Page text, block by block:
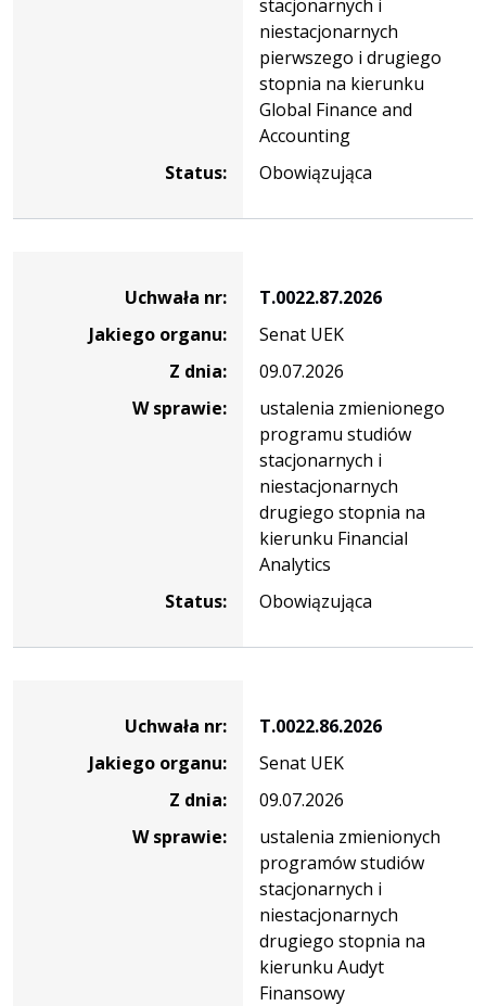
stacjonarnych i
niestacjonarnych
pierwszego i drugiego
stopnia na kierunku
Global Finance and
Accounting
Status:
Obowiązująca
T.0022.87.2026
Uchwała nr:
T.0022.87.2026
Jakiego organu:
Senat UEK
Z dnia:
09.07.2026
W sprawie:
ustalenia zmienionego
programu studiów
stacjonarnych i
niestacjonarnych
drugiego stopnia na
kierunku Financial
Analytics
Status:
Obowiązująca
T.0022.86.2026
Uchwała nr:
T.0022.86.2026
Jakiego organu:
Senat UEK
Z dnia:
09.07.2026
W sprawie:
ustalenia zmienionych
programów studiów
stacjonarnych i
niestacjonarnych
drugiego stopnia na
kierunku Audyt
Finansowy